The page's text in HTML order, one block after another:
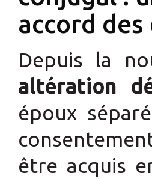
accord
Depuis la
altération
époux
être acquis